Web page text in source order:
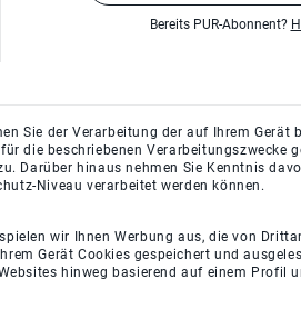
Bereits PUR-Abonnent?
Sie der Verarbeitung der auf Ihrem Gerät
die beschriebenen Verarbeitungszwecke
Darüber hinaus nehmen Sie Kenntnis
Niveau verarbeitet werden können.
wir Ihnen Werbung aus, die von
Gerät Cookies gespeichert und
hinweg basierend auf einem Profil